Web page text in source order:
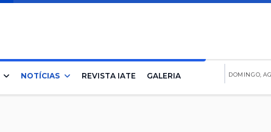
NOTÍCIAS REVISTA IATE GALERIA DOMINGO,